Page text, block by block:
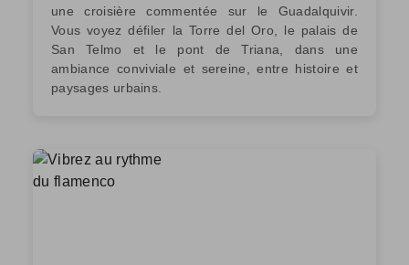
une croisière commentée sur le Guadalquivir.
Vous voyez défiler la Torre del Oro, le palais de
San Telmo et le pont de Triana, dans une
ambiance conviviale et sereine, entre histoire et
paysages urbains.